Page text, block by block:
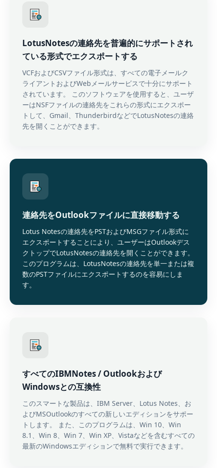
LotusNotesの連絡先を普遍的にサポートされ
ている形式でエクスポートする
VCFおよびCSVファイル形式は、すべての電子メールク
ライアントおよびWebメールサービスで十分にサポート
されています。 このソフトウェアを使用すると、ユーザ
ーはNSFファイルの連絡先をこれらの形式にエクスポー
トして、Gmail、ThunderbirdなどでLotusNotesの連絡
先を開くことができます。
連絡先をOutlookファイルに直接移動する
Lotus Notesの連絡先をPSTおよびMSGファイル形式に
エクスポートすることにより、ユーザーはOutlookデス
クトップでLotusNotesの連絡先を開くことができます。
このプログラムは、LotusNotesの連絡先を単一または複
数のPSTファイルにエクスポートするのを容易にしま
す。
すべてのIBMNotes / Outlookおよび
Windowsとの互換性
このスマートな製品は、IBM Server、Lotus Notes、お
よびMSOutlookのすべての新しいエディションをサポー
トします。 また、このプログラムは、Win 10、Win
8.1、Win 8、Win 7、Win XP、Vistaなどを含むすべての
最新のWindowsエディションで無料で実行できます。